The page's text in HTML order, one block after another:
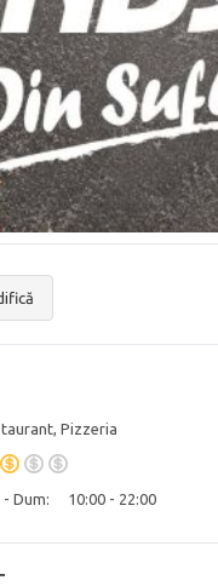
Pizzeria
- Dum: 10:00 - 22:00